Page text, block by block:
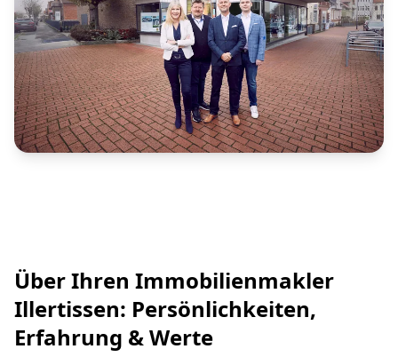
Über Ihren Immobilienmakler
Illertissen: Persönlichkeiten,
Erfahrung & Werte